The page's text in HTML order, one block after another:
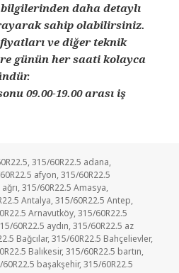
daha detaylı
sahip olabilirsiniz.
ve diğer teknik
günün her saati kolayca
09.00-19.00 arası iş
,315/60R22.5 adana
afyon ,315/60R22.5
,315/60R22.5 Amasya
Antalya ,315/60R22.5 Antep
Arnavutköy ,315/60R22.5
60R22.5 aydın ,315/60R22.5 az
Bağcılar,315/60R22.5 Bahçelievler,
Balıkesir,315/60R22.5 bartın
60R22.5 başakşehir,315/60R22.5